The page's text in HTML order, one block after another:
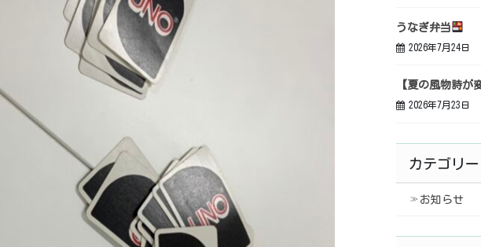
うなぎ弁当
2026年7月24日
【夏の風物詩が
2026年7月23日
カテゴリー
お知らせ